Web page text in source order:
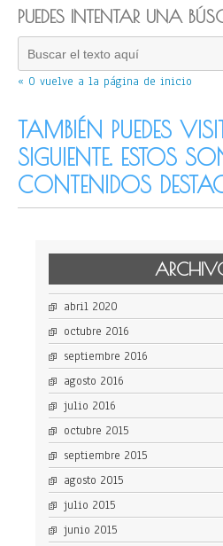
PUEDES INTENTAR UNA
« O vuelve a la página de inicio
TAMBIÉN PUEDES
SIGUIENTE. ESTOS
CONTENIDOS
abril 2020
octubre 2016
septiembre 2016
agosto 2016
julio 2016
octubre 2015
septiembre 2015
agosto 2015
julio 2015
junio 2015